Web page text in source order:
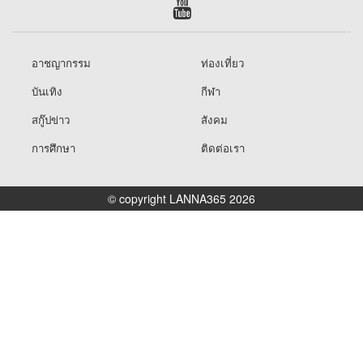
อาชญากรรม
ท่องเที่ยว
บันเทิง
กีฬา
สกู๊ปข่าว
สังคม
การศึกษา
ติดต่อเรา
© copyright LANNA365 2026